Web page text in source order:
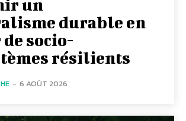
un
durable en
socio-
résilients
- 6 AOÛT 2026